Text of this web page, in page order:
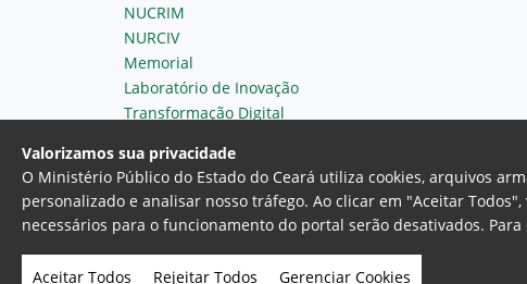
NUCRIM
NURCIV
Memorial
Laboratório de Inovação
Transformação Digital
Ministério Público do Estado do Ceará
Av. Gen. Afonso Albuquerque Lima, 130
Valorizamos sua privacidade
O Ministério Público do Estado do Ceará utiliza cookies, arquivos
personalizado e analisar nosso tráfego. Ao clicar em "Aceitar
necessários para o funcionamento do portal serão desativados.
Aceitar Todos Rejeitar Todos Gerenciar Cookies